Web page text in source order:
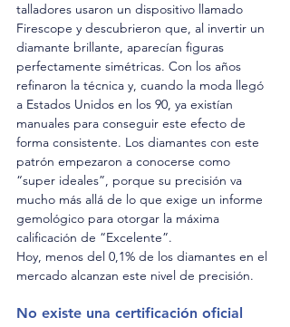
talladores usaron un dispositivo llamado
Firescope y descubrieron que, al invertir un
diamante brillante, aparecían figuras
perfectamente simétricas. Con los años
refinaron la técnica y, cuando la moda llegó
a Estados Unidos en los 90, ya existían
manuales para conseguir este efecto de
forma consistente. Los diamantes con este
patrón empezaron a conocerse como
“super ideales”, porque su precisión va
mucho más allá de lo que exige un informe
gemológico para otorgar la máxima
calificación de “Excelente”.
Hoy, menos del 0,1% de los diamantes en el
mercado alcanzan este nivel de precisión.
No existe una certificación oficial